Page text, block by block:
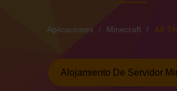
Aplicaciones Minecraft All
Alojamiento De Servidor